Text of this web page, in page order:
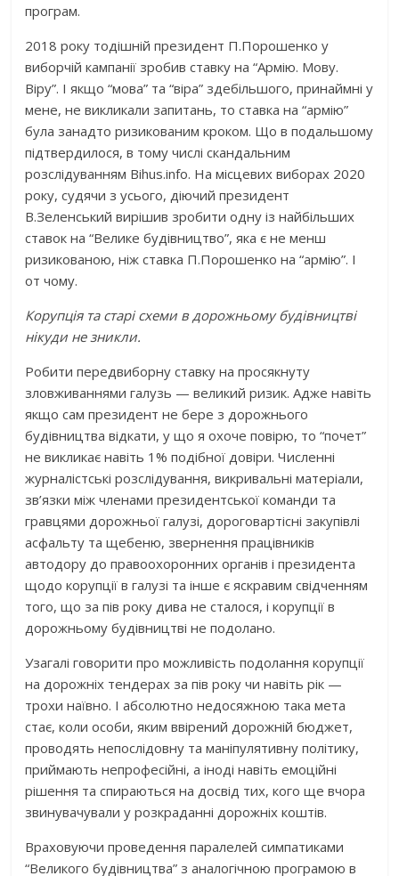
програм.
2018 року тодішній президент П.Порошенко у
виборчій кампанії зробив ставку на “Армію. Мову.
Віру”. І якщо “мова” та “віра” здебільшого, принаймні у
мене, не викликали запитань, то ставка на “армію”
була занадто ризикованим кроком. Що в подальшому
підтвердилося, в тому числі скандальним
розслідуванням Bihus.info. На місцевих виборах 2020
року, судячи з усього, діючий президент
В.Зеленський вирішив зробити одну із найбільших
ставок на “Велике будівництво”, яка є не менш
ризикованою, ніж ставка П.Порошенко на “армію”. І
от чому.
Корупція та старі схеми в дорожньому будівництві
нікуди не зникли.
Робити передвиборну ставку на просякнуту
зловживаннями галузь — великий ризик. Адже навіть
якщо сам президент не бере з дорожнього
будівництва відкати, у що я охоче повірю, то “почет”
не викликає навіть 1% подібної довіри. Численні
журналістські розслідування, викривальні матеріали,
зв’язки між членами президентської команди та
гравцями дорожньої галузі, дороговартісні закупівлі
асфальту та щебеню, звернення працівників
автодору до правоохоронних органів і президента
щодо корупції в галузі та інше є яскравим свідченням
того, що за пів року дива не сталося, і корупції в
дорожньому будівництві не подолано.
Узагалі говорити про можливість подолання корупції
на дорожніх тендерах за пів року чи навіть рік —
трохи наївно. І абсолютно недосяжною така мета
стає, коли особи, яким ввірений дорожній бюджет,
проводять непослідовну та маніпулятивну політику,
приймають непрофесійні, а іноді навіть емоційні
рішення та спираються на досвід тих, кого ще вчора
звинувачували у розкраданні дорожніх коштів.
Враховуючи проведення паралелей симпатиками
“Великого будівництва” з аналогічною програмою в